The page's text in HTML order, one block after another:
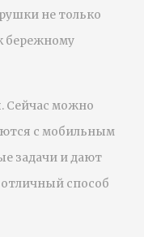
не только
бережному
Сейчас можно
с мобильным
задачи и дают
способ